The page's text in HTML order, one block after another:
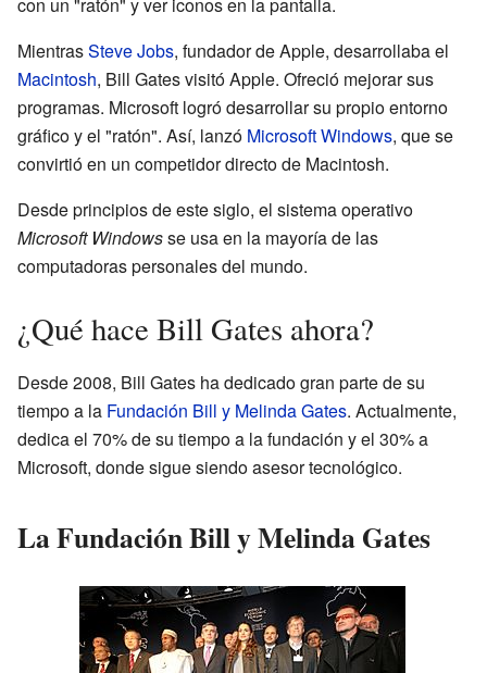
MientrasSteve Jobs, fundador de Apple, desarrollaba el
Macintosh, Bill Gates visitó Apple. Ofreció mejorar sus
programas. Microsoft logró desarrollar su propio entorno
gráfico y el "ratón". Así, lanzó Microsoft Windows, que se
convirtió en un competidor directo de Macintosh.
Desde principios de este siglo, el sistema operativo
Microsoft Windowsse usa en la mayoría de las
computadoras personales del mundo.
¿Qué hace Bill Gates ahora?
Desde 2008, Bill Gates ha dedicado gran parte de su
tiempo a la Fundación Bill y Melinda Gates. Actualmente,
dedica el 70% de su tiempo a la fundación y el 30% a
Microsoft, donde sigue siendo asesor tecnológico.
La Fundación Bill y Melinda Gates